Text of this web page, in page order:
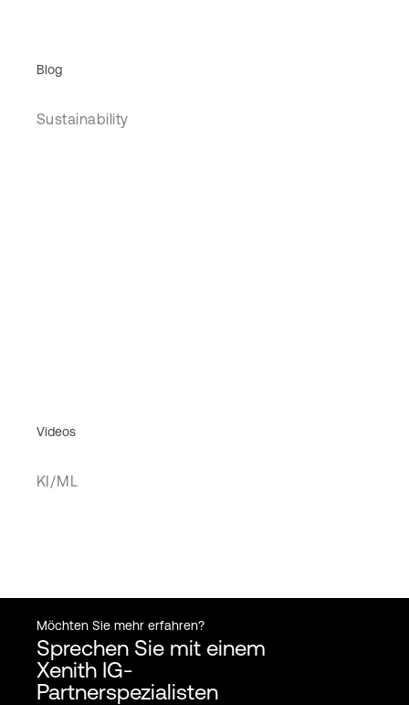
Blog
Sustainability
Videos
KI/ML
Möchten Sie mehr erfahren?
Sprechen Sie mit einem
Xenith IG-
Partnerspezialisten